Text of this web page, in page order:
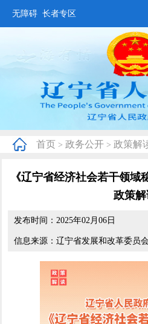
无障碍 长者专区
要闻动态
政务公开
互动交流
数据发布
首页 > 政务公开 > 政策解
《辽宁省经济社会若干领域
政策
发布时间：2025年02月06日
信息来源：辽宁省发展和改革委员